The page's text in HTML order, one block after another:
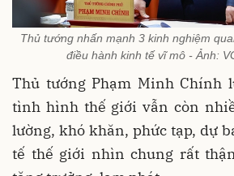
Thủ tướng nhấn mạnh 3 kinh nghiệm
điều hành kinh tế vĩ mô - Ảnh:
Thủ tướng Phạm Minh Chính
tình hình thế giới vẫn còn
lường, khó khăn, phức tạp, dự
tế thế giới nhìn chung rất